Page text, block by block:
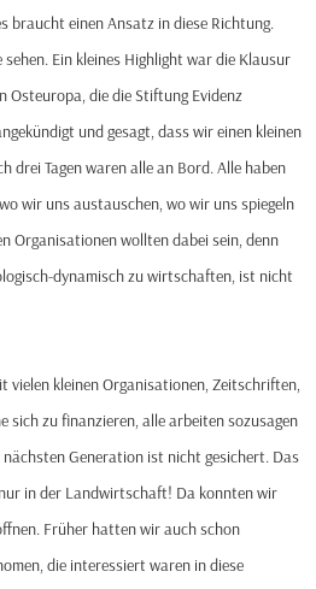
braucht einen Ansatz in diese Richtung.
Ein kleines Highlight war die Klausur
Osteuropa, die die Stiftung Evidenz
und gesagt, dass wir einen kleinen
drei Tagen waren alle an Bord. Alle haben
wir uns austauschen, wo wir uns spiegeln
Organisationen wollten dabei sein, denn
dynamisch zu wirtschaften, ist nicht
vielen kleinen Organisationen, Zeitschriften,
sich zu finanzieren, alle arbeiten sozusagen
Generation ist nicht gesichert. Das
in der Landwirtschaft! Da konnten wir
Früher hatten wir auch schon
die interessiert waren in diese